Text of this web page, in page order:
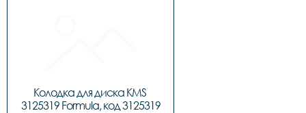
Колодка для диска KMS
3125319 Formula, код 3125319